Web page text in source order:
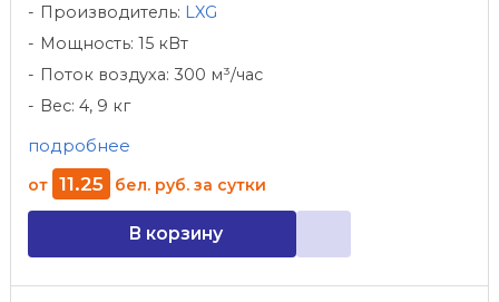
Производитель: LXG
Мощность: 15 кВт
Поток воздуха: 300 м³/час
Вес: 4, 9 кг
подробнее
от 11.25 бел. руб. за сутки
В корзину